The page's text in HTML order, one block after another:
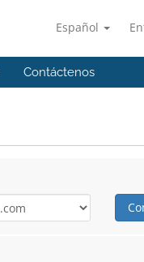
Español
Contáctenos